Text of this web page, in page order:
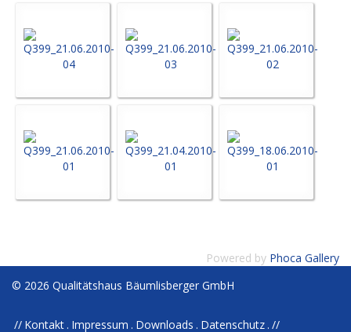
Powered by Phoca Gallery
© 2026 Qualitätshaus Bäumlisberger GmbH
Kontakt Impressum Downloads Datenschutz //